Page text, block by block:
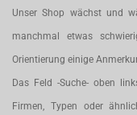
Unser Shop wächst und
manchmal etwas
Orientierung einige
Das Feld -Suche- oben
Firmen, Typen oder